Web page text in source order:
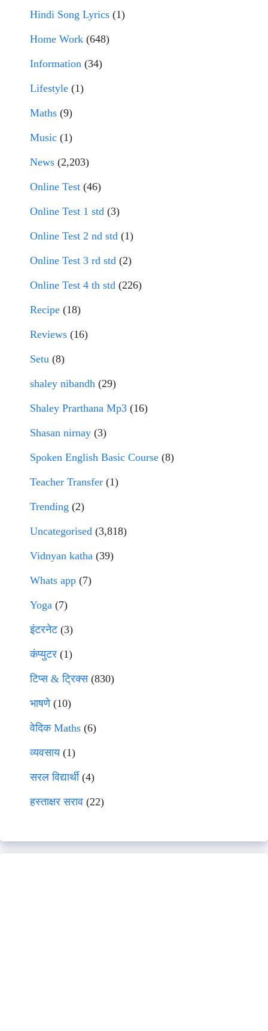
Hindi Song Lyrics (1)
Home Work (648)
Information (34)
Lifestyle (1)
Maths (9)
Music (1)
News (2,203)
Online Test (46)
Online Test 1 std (3)
Online Test 2 nd std (1)
Online Test 3 rd std (2)
Online Test 4 th std (226)
Recipe (18)
Reviews (16)
Setu (8)
shaley nibandh (29)
Shaley Prarthana Mp3 (16)
Shasan nirnay (3)
Spoken English Basic Course (8)
Teacher Transfer (1)
Trending (2)
Uncategorised (3,818)
Vidnyan katha (39)
Whats app (7)
Yoga (7)
इंटरनेट(3)
कंप्युटर (1)
टिप्स & ट्रिक्स(830)
भाषणे(10)
वेदिक Maths (6)
व्यवसाय(1)
सरल विद्यार्थी(4)
हस्ताक्षर सराव (22)